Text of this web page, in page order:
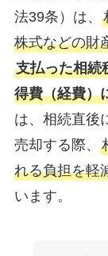
法39条）は、
株式などの財
支払った相続
得費（経費）
は、相続直後
売却する際、
れる負担を軽
います。